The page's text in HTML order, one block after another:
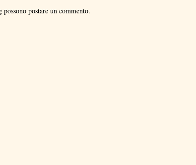
postare un commento.